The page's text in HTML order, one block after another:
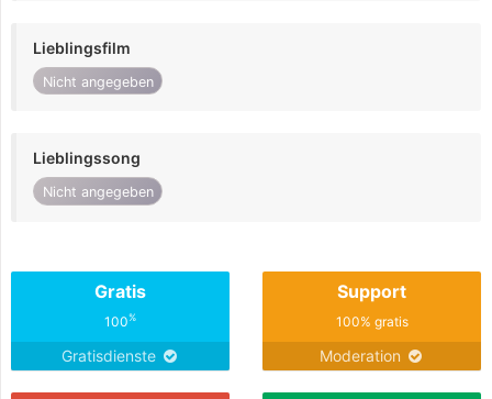
Lieblingsfilm
Nicht angegeben
Lieblingssong
Nicht angegeben
Gratis
100%
Gratisdienste
Support
100% gratis
Moderation